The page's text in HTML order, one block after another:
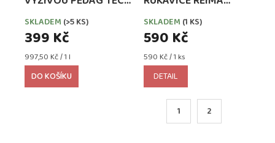
WATERPROOFER,
EXTRA SILNÁ
SKLADEM (>5 KS)
399 Kč
Měrná
cena:
997,50 Kč / 1 l
DO KOŠÍKU
TASSU BLACK (9990)
SKLADEM (1 KS)
590 Kč
Měrná
cena:
590 Kč / 1 ks
DETAIL
1 2